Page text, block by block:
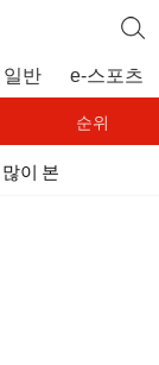
일반 e-스포츠
순위
많이 본